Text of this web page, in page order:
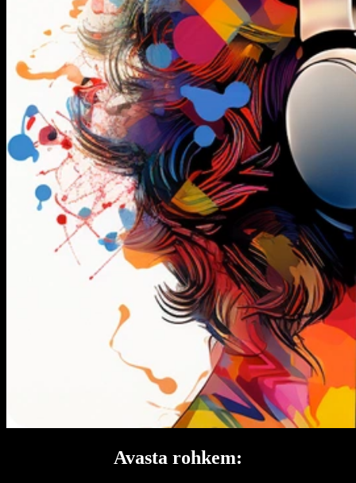
Avasta rohkem: